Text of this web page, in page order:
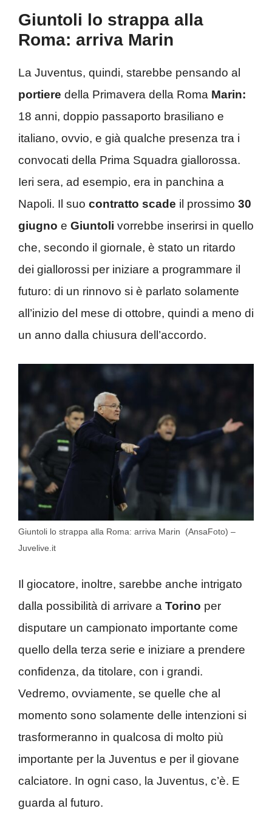
Giuntoli lo strappa alla
Roma: arriva Marin
La Juventus, quindi, starebbe pensando al
portiere della Primavera della Roma Marin:
18 anni, doppio passaporto brasiliano e
italiano, ovvio, e già qualche presenza tra i
convocati della Prima Squadra giallorossa.
Ieri sera, ad esempio, era in panchina a
Napoli. Il suo contratto scade il prossimo 30
giugno e Giuntoli vorrebbe inserirsi in quello
che, secondo il giornale, è stato un ritardo
dei giallorossi per iniziare a programmare il
futuro: di un rinnovo si è parlato solamente
all’inizio del mese di ottobre, quindi a meno di
un anno dalla chiusura dell’accordo.
Giuntoli lo strappa alla Roma: arriva Marin (AnsaFoto) –
Juvelive.it
Il giocatore, inoltre, sarebbe anche intrigato
dalla possibilità di arrivare a Torino per
disputare un campionato importante come
quello della terza serie e iniziare a prendere
confidenza, da titolare, con i grandi.
Vedremo, ovviamente, se quelle che al
momento sono solamente delle intenzioni si
trasformeranno in qualcosa di molto più
importante per la Juventus e per il giovane
calciatore. In ogni caso, la Juventus, c’è. E
guarda al futuro.